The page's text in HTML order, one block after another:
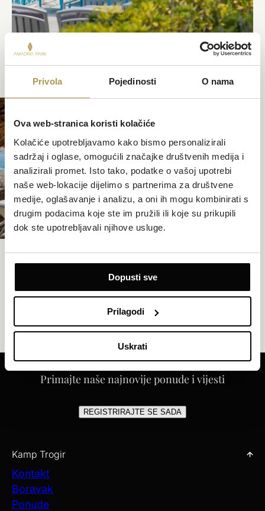
Privola Pojedinosti O nama
Ova web-stranica koristi kolačiće
Kolačiće upotrebljavamo kako bismo personalizirali
sadržaj i oglase, omogućili značajke društvenih medija i
analizirali promet. Isto tako, podatke o vašoj upotrebi
naše web-lokacije dijelimo s partnerima za društvene
medije, oglašavanje i analizu, a oni ih mogu kombinirati s
drugim podacima koje ste im pružili ili koje su prikupili
dok ste upotrebljavali njihove usluge.
Dopusti sve
Prilagodi
Uskrati
Primajte naše najnovije ponude i vijesti
REGISTRIRAJTE SE SADA
Kamp Trogir
Kontakt
Boravak
Ponude